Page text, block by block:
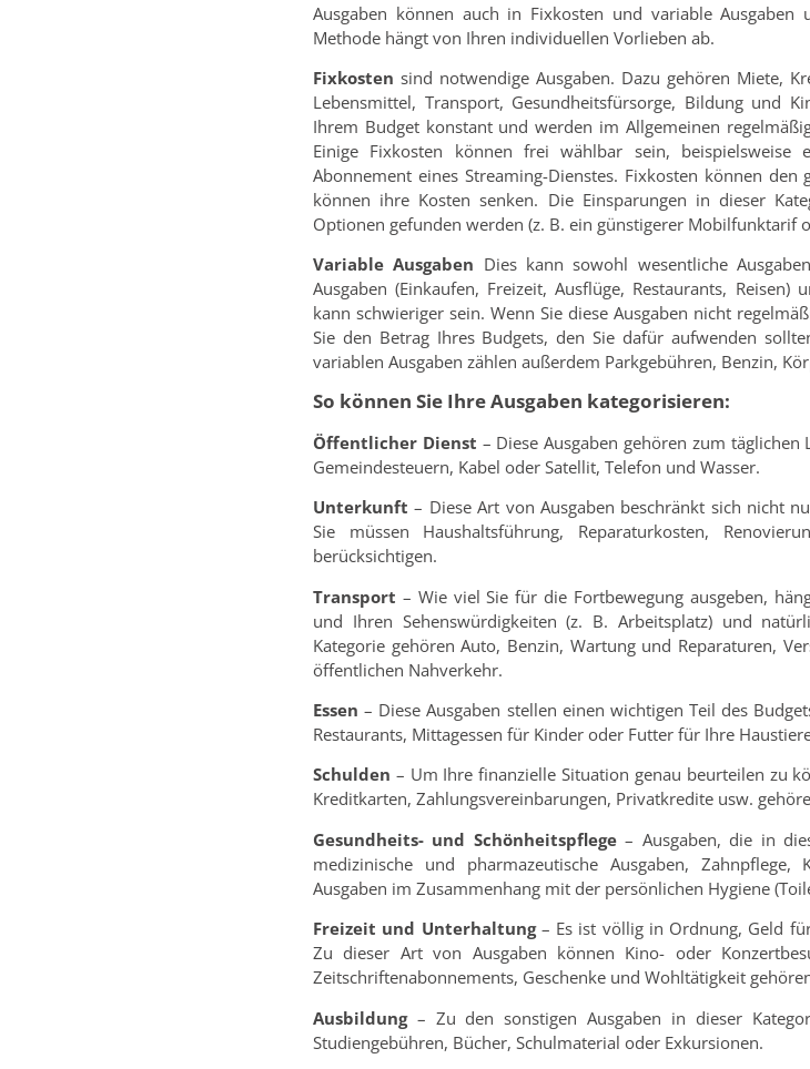
Ausgaben können auch in Fixkosten und variable
Methode hängt von Ihren individuellen Vorlieben ab.
Fixkosten sind notwendige Ausgaben. Dazu gehören Miete,
Lebensmittel, Transport, Gesundheitsfürsorge, Bildung und
Ihrem Budget konstant und werden im Allgemeinen
Einige Fixkosten können frei wählbar sein,
Abonnement eines Streaming-Dienstes. Fixkosten können
können ihre Kosten senken. Die Einsparungen in dieser
Optionen gefunden werden (z. B. ein günstigerer Mobilfunktarif
Variable Ausgaben Dies kann sowohl wesentliche
Ausgaben (Einkaufen, Freizeit, Ausflüge, Restaurants,
kann schwieriger sein. Wenn Sie diese Ausgaben nicht
Sie den Betrag Ihres Budgets, den Sie dafür aufwenden
variablen Ausgaben zählen außerdem Parkgebühren, Benzin,
So können Sie Ihre Ausgaben kategorisieren:
Öffentlicher Dienst – Diese Ausgaben gehören zum
Gemeindesteuern, Kabel oder Satellit, Telefon und Wasser.
Unterkunft – Diese Art von Ausgaben beschränkt sich nicht
Sie müssen Haushaltsführung, Reparaturkosten,
berücksichtigen.
Transport – Wie viel Sie für die Fortbewegung ausgeben,
und Ihren Sehenswürdigkeiten (z. B. Arbeitsplatz) und
Kategorie gehören Auto, Benzin, Wartung und Reparaturen,
öffentlichen Nahverkehr.
Essen – Diese Ausgaben stellen einen wichtigen Teil des
Restaurants, Mittagessen für Kinder oder Futter für Ihre
Schulden – Um Ihre finanzielle Situation genau beurteilen zu
Kreditkarten, Zahlungsvereinbarungen, Privatkredite usw.
Gesundheits- und Schönheitspflege– Ausgaben, die in
medizinische und pharmazeutische Ausgaben,
Ausgaben im Zusammenhang mit der persönlichen Hygiene
Freizeit und Unterhaltung– Es ist völlig in Ordnung, Geld
Zu dieser Art von Ausgaben können Kino- oder
Zeitschriftenabonnements, Geschenke und Wohltätigkeit
Ausbildung– Zu den sonstigen Ausgaben in dieser
Studiengebühren, Bücher, Schulmaterial oder Exkursionen.